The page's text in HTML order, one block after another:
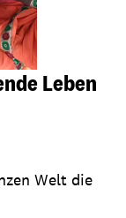
Leben
Welt die